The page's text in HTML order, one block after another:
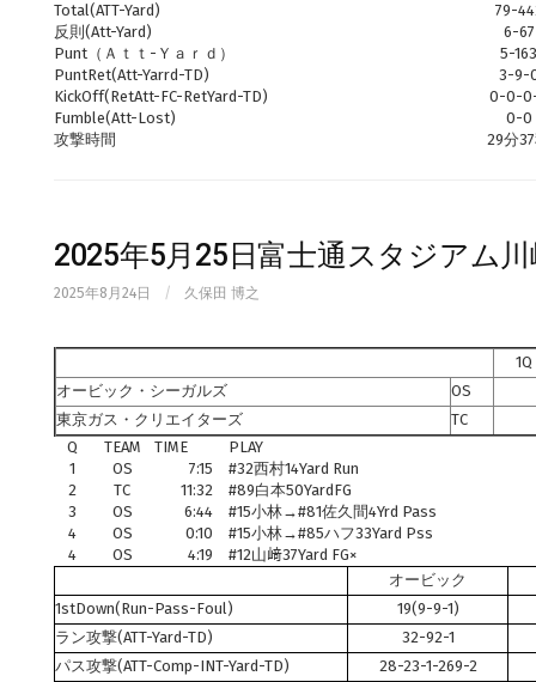
Total(ATT-Yard)
79-
反則(Att-Yard)
6-67
Punt（Ａｔｔ-Ｙａｒｄ）
5-163
PuntRet(Att-Yarrd-TD)
3-9-
KickOff(RetAtt-FC-RetYard-TD)
0-0-
Fumble(Att-Lost)
0-0
攻撃時間
29分
2025年5月25日富士通スタジアム
2025年8月24日 / 久保田 博之
1Q
オービック・シーガルズ
OS
東京ガス・クリエイターズ
TC
Q
TEAM TIME
PLAY
1
OS 7:15 #32西村14Yard Run
2
TC 11:32 #89白本50YardFG
3
OS 6:44 #15小林→#81佐久間4Yrd Pass
4
OS 0:10 #15小林→#85ハフ33Yard Pss
4
OS 4:19 #12山﨑37Yard FG×
オービック
1stDown(Run-Pass-Foul)
19(9-9-1)
ラン攻撃(ATT-Yard-TD)
32-92-1
パス攻撃(ATT-Comp-INT-Yard-TD)
28-23-1-269-2